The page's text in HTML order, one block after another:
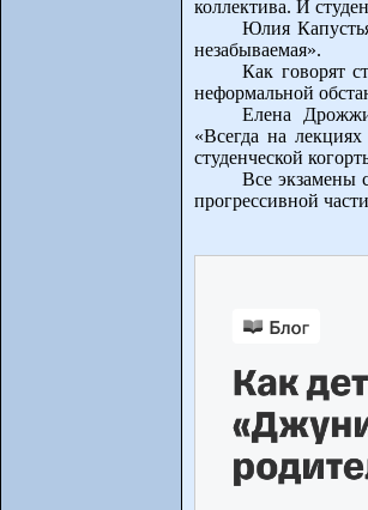
коллектива. И
Юлия
незабываемая».
Как говорят
неформальной
Елена
«Всегда на
студенческой
Все экзамены
прогрессивной